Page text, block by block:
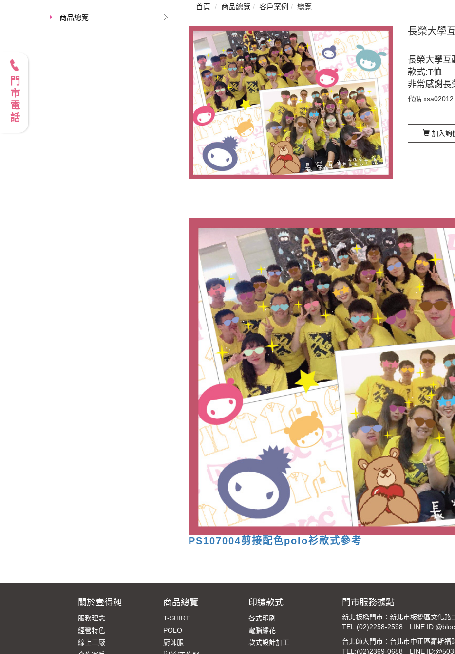
商品總覽
首頁 商品總覽 客戶案例 總覽
長榮大學
長榮大學互
款式:T恤
非常感謝長
代碼 xsa02012
加入詢
PS107004剪接配色polo衫款式參考
關於壹得昶
服務理念
經營特色
線上工廠
商品總覽
T-SHIRT
POLO
廚師服
印繡款式
各式印刷
電腦繡花
款式設計加工
門市服務據點
新北板橋門市：新北市板橋區文化路
TEL:(02)2258-2598
LINE
台北師大門市：台北市中正區羅斯福
TEL:(02)2369-0688 LINE
門市電話